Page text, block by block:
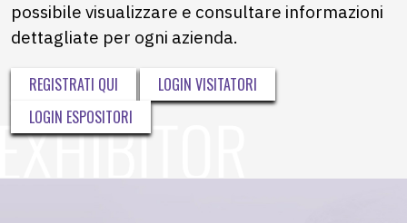
possibile visualizzare e consultare informazioni
dettagliate per ogni azienda.
REGISTRATI QUI
LOGIN VISITATORI
LOGIN ESPOSITORI